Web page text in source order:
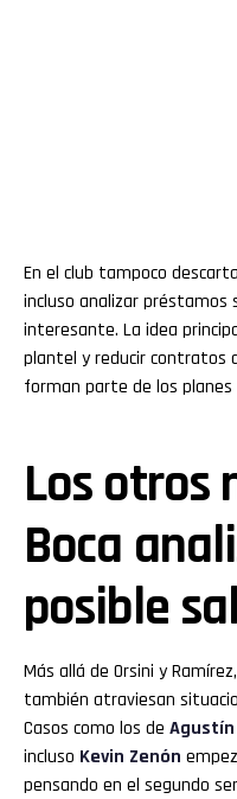
En el club tampoco
incluso analizar préstamos
interesante. La idea
plantel y reducir
forman parte de los
Los otros
Boca
posible
Más allá de Orsini y
también atraviesan
Casos como los de
incluso Kevin Zenón
pensando en el segundo